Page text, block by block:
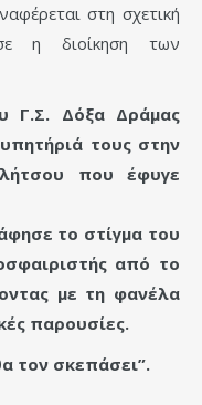
στη σχετική
η διοίκηση των
Γ.Σ. Δόξα Δράμας
τους στην
που έφυγε
το στίγμα του
από το
με τη φανέλα
παρουσίες.
τον σκεπάσει”.